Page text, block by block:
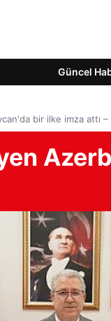
Güncel
bir ilke imza attı –